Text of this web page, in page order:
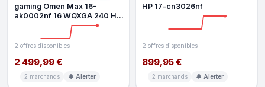
gaming Omen Max 16-
ak0002nf 16 WQXGA 240 Hz
AMD Ryzen AI 7 32 Go RAM 1
2 offres disponibles
2 499,99 €
2 marchands 🔔 Alerter
HP 17-cn3026nf
2 offres disponibles
899,95 €
2 marchands 🔔 Alerter